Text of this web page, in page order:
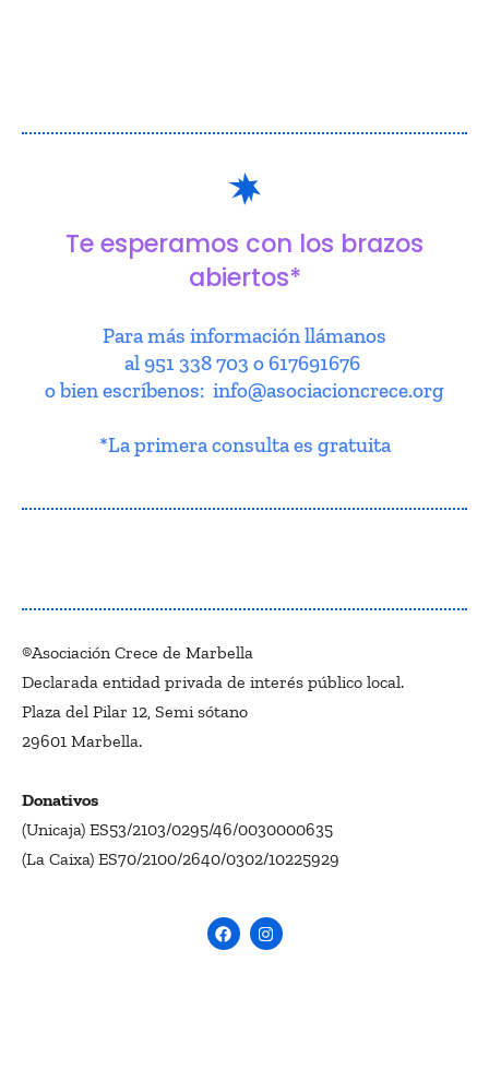
Te esperamos con los brazos
abiertos*
Para más información llámanos
al 951 338 703 o 617691676
o bien escríbenos: info@asociacioncrece.org
*La primera consulta es gratuita
®Asociación Crece de Marbella
Declarada entidad privada de interés público local.
Plaza del Pilar 12, Semi sótano
29601 Marbella.
Donativos
(Unicaja) ES53/2103/0295/46/0030000635
(La Caixa) ES70/2100/2640/0302/10225929